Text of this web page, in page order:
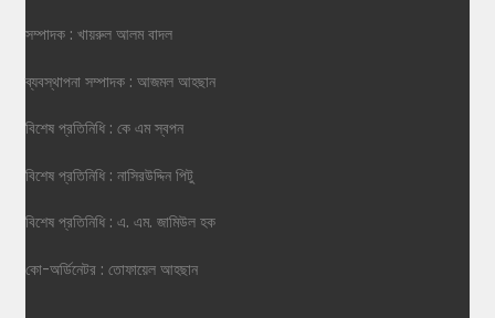
সম্পাদক : খায়রুল আলম বাদল
ব্যবস্থাপনা সম্পাদক : আজমল আহছান
বিশেষ প্রতিনিধি : কে এম স্বপন
বিশেষ প্রতিনিধি : নাসিরউদ্দিন পিটু
বিশেষ প্রতিনিধি : এ. এম. জামিউল হক
কো-অর্ডিনেটর : তোফায়েল আহছান